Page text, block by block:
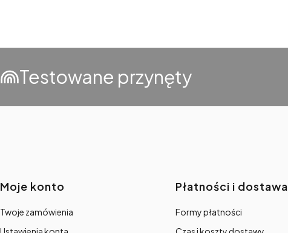
Testowane przynęty
Linki w stopce
Moje konto
Twoje zamówienia
Płatności i dostawa
Formy płatności